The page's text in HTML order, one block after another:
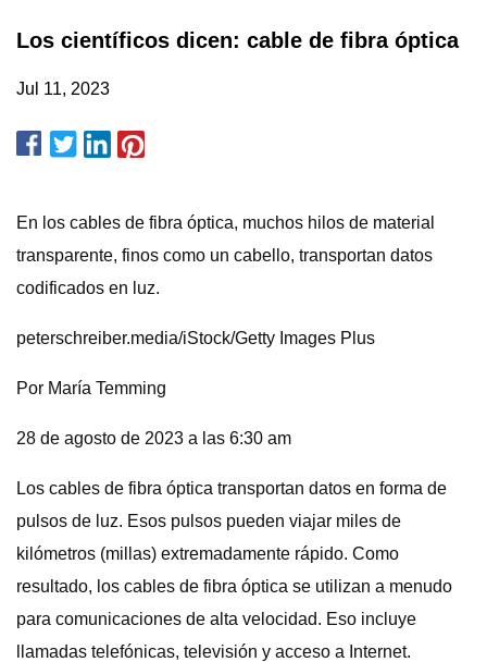
Los científicos dicen: cable de fibra óptica
Jul 11, 2023
En los cables de fibra óptica, muchos hilos de material
transparente, finos como un cabello, transportan datos
codificados en luz.
peterschreiber.media/iStock/Getty Images Plus
Por María Temming
28 de agosto de 2023 a las 6:30 am
Los cables de fibra óptica transportan datos en forma de
pulsos de luz. Esos pulsos pueden viajar miles de
kilómetros (millas) extremadamente rápido. Como
resultado, los cables de fibra óptica se utilizan a menudo
para comunicaciones de alta velocidad. Eso incluye
llamadas telefónicas, televisión y acceso a Internet.